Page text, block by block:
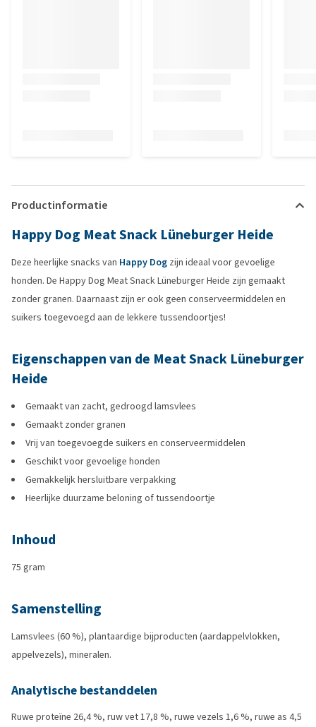
Productinformatie
Happy Dog Meat Snack Lüneburger Heide
Deze heerlijke snacks van Happy Dog zijn ideaal voor gevoelige
honden. De Happy Dog Meat Snack Lüneburger Heide zijn gemaakt
zonder granen. Daarnaast zijn er ook geen conserveermiddelen en
suikers toegevoegd aan de lekkere tussendoortjes!
Eigenschappen van de Meat Snack Lüneburger
Heide
Gemaakt van zacht, gedroogd lamsvlees
Gemaakt zonder granen
Vrij van toegevoegde suikers en conserveermiddelen
Geschikt voor gevoelige honden
Gemakkelijk hersluitbare verpakking
Heerlijke duurzame beloning of tussendoortje
Inhoud
75 gram
Samenstelling
Lamsvlees (60 %), plantaardige bijproducten (aardappelvlokken,
appelvezels), mineralen.
Analytische bestanddelen
Ruwe proteïne 26,4 %, ruw vet 17,8 %, ruwe vezels 1,6 %, ruwe as 4,5